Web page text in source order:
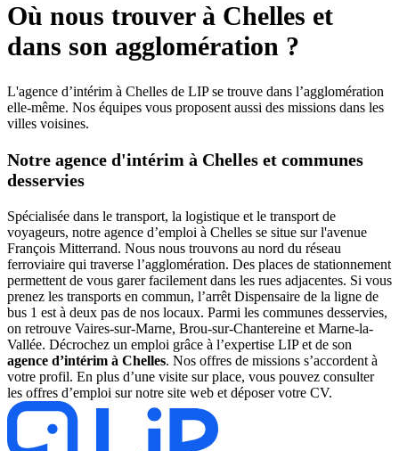
Où nous trouver à Chelles et
dans son agglomération ?
L'agence d’intérim à Chelles de LIP se trouve dans l’agglomération
elle-même. Nos équipes vous proposent aussi des missions dans les
villes voisines.
Notre agence d'intérim à Chelles et communes
desservies
Spécialisée dans le transport, la logistique et le transport de
voyageurs, notre agence d’emploi à Chelles se situe sur l'avenue
François Mitterrand. Nous nous trouvons au nord du réseau
ferroviaire qui traverse l’agglomération. Des places de stationnement
permettent de vous garer facilement dans les rues adjacentes. Si vous
prenez les transports en commun, l’arrêt Dispensaire de la ligne de
bus 1 est à deux pas de nos locaux. Parmi les communes desservies,
on retrouve Vaires-sur-Marne, Brou-sur-Chantereine et Marne-la-
Vallée. Décrochez un emploi grâce à l’expertise LIP et de son
agence d’intérim à Chelles. Nos offres de missions s’accordent à
votre profil. En plus d’une visite sur place, vous pouvez consulter
les offres d’emploi sur notre site web et déposer votre CV.